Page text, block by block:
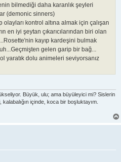
bilmediği daha karanlık şeyleri
(demonic sinners)
olayları kontrol altına almak için çalışan
en iyi şeytan çıkarıcılarından biri olan
kayıp kardeşini bulmak
gelen garip bir bağ...
yaratık dolu animeleri seviyorsanız
Büyük, ulu; ama büyüleyici mi? Sislerin
içinde, koca bir boşluktayım.